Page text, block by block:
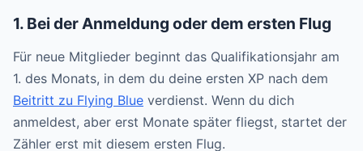
1. Bei der Anmeldung oder dem ersten Flug
Für neue Mitglieder beginnt das Qualifikationsjahr am
1. des Monats, in dem du deine ersten XP nach dem
Beitritt zu Flying Blue verdienst. Wenn du dich
anmeldest, aber erst Monate später fliegst, startet der
Zähler erst mit diesem ersten Flug.